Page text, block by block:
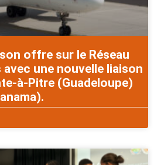
offre sur le Réseau
avec une nouvelle liaison
à-Pitre (Guadeloupe)